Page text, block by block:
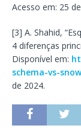
Acesso em: 25
[3] A. Shahid,
4 diferenças
Disponível em:
schema-vs-
de 2024.